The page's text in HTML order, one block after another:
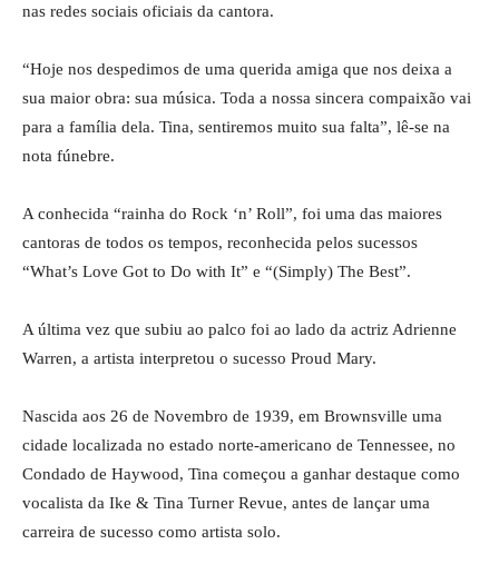
nas redes sociais oficiais da cantora.
“Hoje nos despedimos de uma querida amiga que nos deixa a
sua maior obra: sua música. Toda a nossa sincera compaixão vai
para a família dela. Tina, sentiremos muito sua falta”, lê-se na
nota fúnebre.
A conhecida “rainha do Rock ‘n’ Roll”, foi uma das maiores
cantoras de todos os tempos, reconhecida pelos sucessos
“What’s Love Got to Do with It” e “(Simply) The Best”.
A última vez que subiu ao palco foi ao lado da actriz Adrienne
Warren, a artista interpretou o sucesso Proud Mary.
Nascida aos 26 de Novembro de 1939, em Brownsville uma
cidade localizada no estado norte-americano de Tennessee, no
Condado de Haywood, Tina começou a ganhar destaque como
vocalista da Ike & Tina Turner Revue, antes de lançar uma
carreira de sucesso como artista solo.